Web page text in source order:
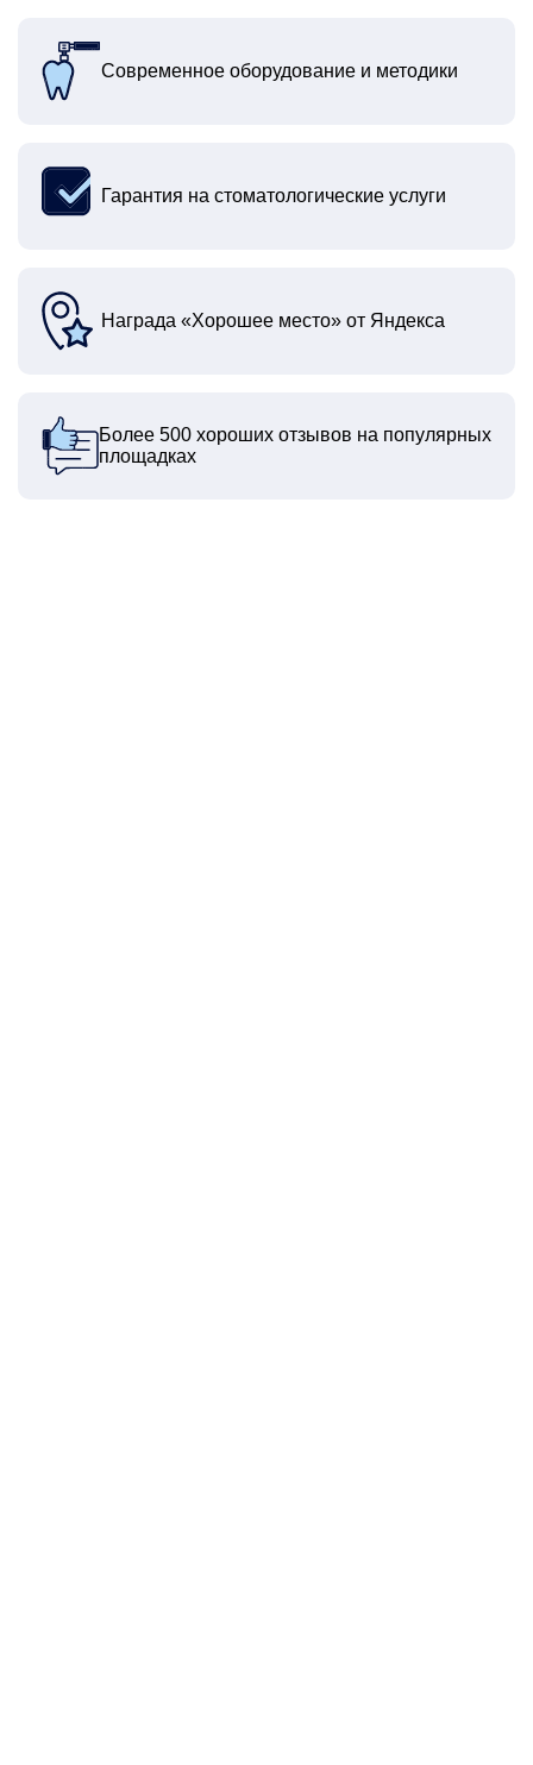
Современное оборудование и методики
Гарантия на стоматологические услуги
Награда «Хорошее место» от Яндекса
Более 500 хороших отзывов на популярных
площадках